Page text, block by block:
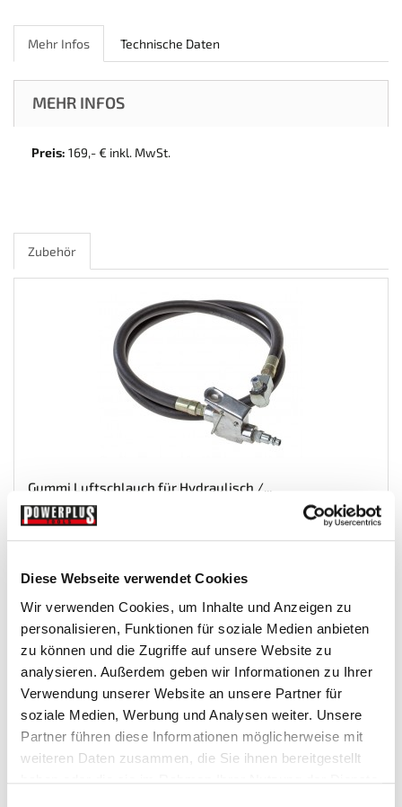
Diese Webseite verwendet Cookies
Wir verwenden Cookies, um Inhalte und Anzeigen zu
personalisieren, Funktionen für soziale Medien anbieten
zu können und die Zugriffe auf unsere Website zu
analysieren. Außerdem geben wir Informationen zu Ihrer
Verwendung unserer Website an unsere Partner für
soziale Medien, Werbung und Analysen weiter. Unsere
Partner führen diese Informationen möglicherweise mit
weiteren Daten zusammen, die Sie ihnen bereitgestellt
Mehr Infos Technische Daten
MEHR INFOS
Preis: 169,- € inkl. MwSt.
Zubehör
Gummi Luftschlauch für Hydraulisch /...
Hebebuhnen-Motorrad-Motorra...
€ 29,50
Inkl. MwSt. zzgl.
Mehr In den Warenkorb